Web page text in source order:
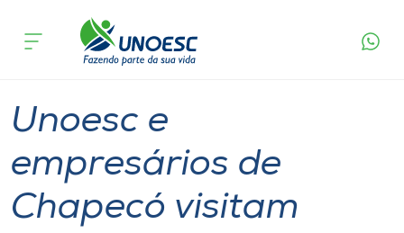
Cursos
Atendimento ao Estudante
acontece
Unoesc e
empresários de
Chapecó visitam